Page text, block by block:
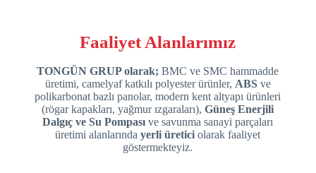
Faaliyet Alanlarımız
TONGÜN GRUP olarak; BMC ve SMC hammadde
üretimi, camelyaf katkılı polyester ürünler, ABSve
polikarbonat bazlı panolar, modern kent altyapı ürünleri
(rögar kapakları, yağmur ızgaraları),Güneş Enerjili
Dalgıç ve Su Pompası ve savunma sanayi parçaları
üretimi alanlarındayerli üretici olarak faaliyet
göstermekteyiz.